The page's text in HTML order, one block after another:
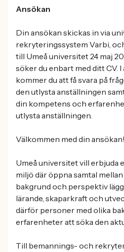
Ansökan
Din ansökan skickas in via
rekryteringssystem Varbi,
till Umeå universitet 24 maj
söker du enbart med ditt CV.
kommer du att få svara på
den utlysta anställningen
din kompetens och
utlysta anställningen.
Välkommen med din ansökan!
Umeå universitet vill erbjuda
miljö där öppna samtal
bakgrund och perspektiv
lärande, skaparkraft och
därför personer med olika
erfarenheter att söka den
Till bemannings- och